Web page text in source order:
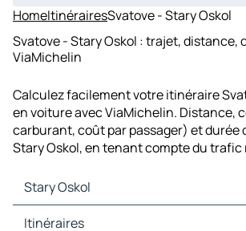
HomeItinérairesSvatove - Stary Oskol
Svatove - Stary Oskol : trajet, distance,
ViaMichelin
Calculez facilement votre itinéraire
en voiture avec ViaMichelin. Distance,
carburant, coût par passager) et durée
Stary Oskol, en tenant compte du
Stary Oskol
Stary Oskol Cartes et plans
Itinéraires